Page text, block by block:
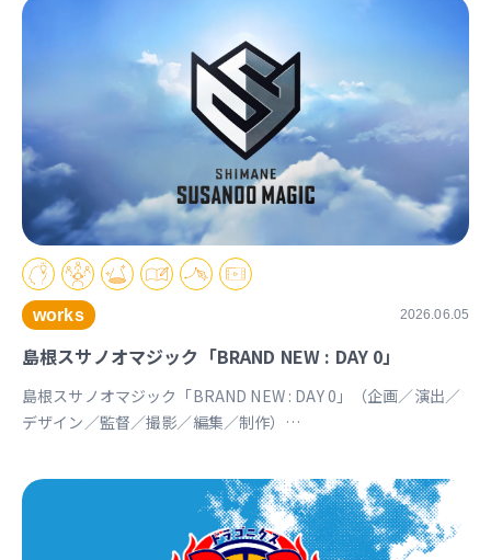
works 2026.06.05
島根スサノオマジック「BRAND NEW : DAY 0」
島根スサノオマジック「BRAND NEW : DAY 0」（企画／演出／
デザイン／監督／撮影／編集／制作）